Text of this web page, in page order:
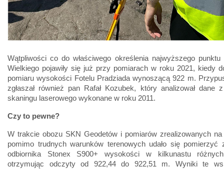
Wątpliwości co do właściwego określenia najwyższego punktu
Wielkiego pojawiły się już przy pomiarach w roku 2021, kiedy
pomiaru wysokości Fotelu Pradziada wynoszącą 922 m.
zgłaszał również pan Rafał Kozubek, który analizował dane
skaningu laserowego wykonane w roku 2011.
Czy to pewne?
W trakcie obozu SKN Geodetów i pomiarów zrealizowanych
pomimo trudnych warunków terenowych udało się pomierzyć
odbiornika Stonex S900+ wysokości w kilkunastu
otrzymując odczyty od 922,44 do 922,51 m. Wyniki te